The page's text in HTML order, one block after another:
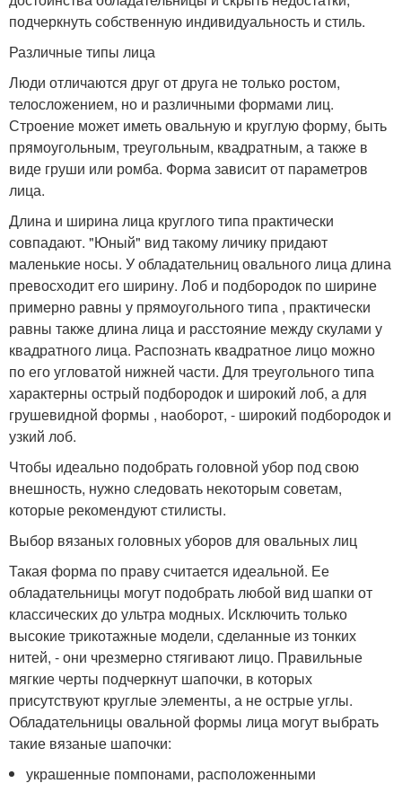
подчеркнуть собственную индивидуальность и стиль.
Различные типы лица
Люди отличаются друг от друга не только ростом,
телосложением, но и различными формами лиц.
Строение может иметь овальную и круглую форму, быть
прямоугольным, треугольным, квадратным, а также в
виде груши или ромба. Форма зависит от параметров
лица.
Длина и ширина лица круглого типа практически
совпадают. "Юный" вид такому личику придают
маленькие носы. У обладательниц овального лица длина
превосходит его ширину. Лоб и подбородок по ширине
примерно равны у прямоугольного типа , практически
равны также длина лица и расстояние между скулами у
квадратного лица. Распознать квадратное лицо можно
по его угловатой нижней части. Для треугольного типа
характерны острый подбородок и широкий лоб, а для
грушевидной формы , наоборот, - широкий подбородок и
узкий лоб.
Чтобы идеально подобрать головной убор под свою
внешность, нужно следовать некоторым советам,
которые рекомендуют стилисты.
Выбор вязаных головных уборов для овальных лиц
Такая форма по праву считается идеальной. Ее
обладательницы могут подобрать любой вид шапки от
классических до ультра модных. Исключить только
высокие трикотажные модели, сделанные из тонких
нитей, - они чрезмерно стягивают лицо. Правильные
мягкие черты подчеркнут шапочки, в которых
присутствуют круглые элементы, а не острые углы.
Обладательницы овальной формы лица могут выбрать
такие вязаные шапочки:
украшенные помпонами, расположенными